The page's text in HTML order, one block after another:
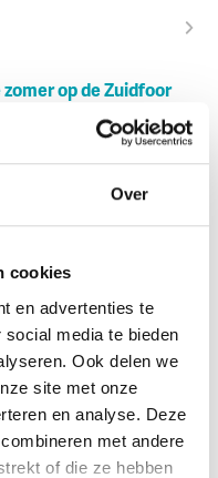
Over
cookies
en advertenties te
media te bieden
Ook delen we
site met onze
en analyse. Deze
met andere
of die ze hebben
op de Zuidfoor
mountain
vol bonnetjes
schoolkalender
netwerk van gastvrije